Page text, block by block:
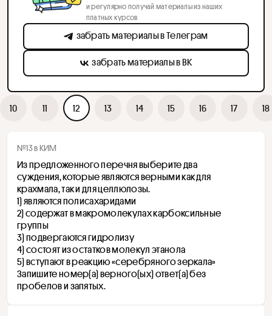
10 11 12 13 14 15 16 17 18
№13 в КИМ
Из предложенного перечня выберите два
суждения, которые являются верными как для
крахмала, так и для целлюлозы.
1) являются полисахаридами
2) содержат в макромолекулах карбоксильные
группы
3) подвергаются гидролизу
4) состоят из остатков молекул этанола
5) вступают в реакцию «серебряного зеркала»
Запишите номер(а) верного(ых) ответ(а) без
пробелов и запятых.
и регулярно получай материалы из наших
платных курсов
забрать материалы в Телеграм
забрать материалы в ВК